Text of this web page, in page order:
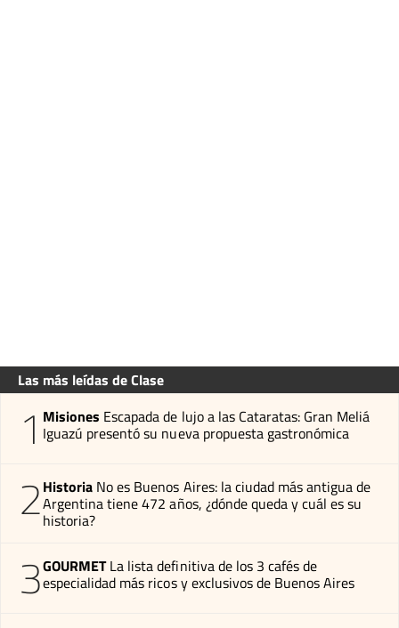
Las más leídas de Clase
1 Misiones Escapada de lujo a las Cataratas: Gran Meliá
Iguazú presentó su nueva propuesta gastronómica
2Historia No es Buenos Aires: la ciudad más antigua de
Argentina tiene 472 años, ¿dónde queda y cuál es su
historia?
3GOURMET La lista definitiva de los 3 cafés de
especialidad más ricos y exclusivos de Buenos Aires